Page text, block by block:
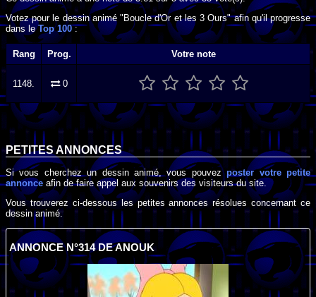
Votez pour le dessin animé "Boucle d'Or et les 3 Ours" afin qu'il progresse
dans leTop 100:
Rang Prog. Votre note
1148. 0
PETITES ANNONCES
Si vous cherchez un dessin animé, vous pouvezposter votre petite
annonce afin de faire appel aux souvenirs des visiteurs du site.
Vous trouverez ci-dessous les petites annonces résolues concernant ce
dessin animé.
ANNONCE N°314 DE ANOUK